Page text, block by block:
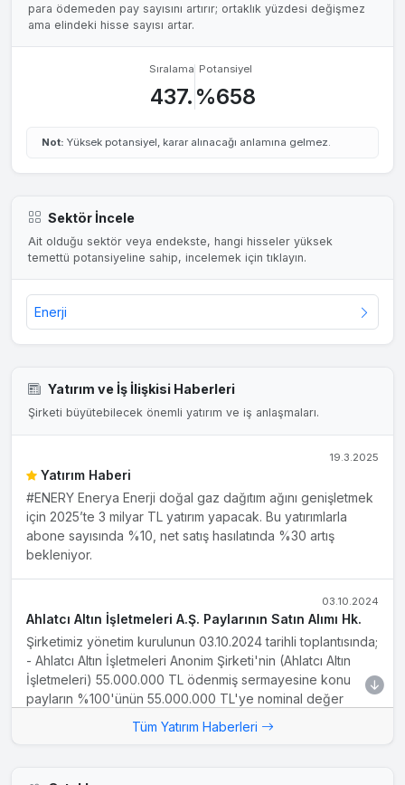
para ödemeden pay sayısını artırır; ortaklık yüzdesi değişmez
ama elindeki hisse sayısı artar.
Sıralama
437.
Potansiyel
%658
Not: Yüksek potansiyel, karar alınacağı anlamına gelmez.
Sektör İncele
Ait olduğu sektör veya endekste, hangi hisseler yüksek
temettü potansiyeline sahip, incelemek için tıklayın.
Enerji
Yatırım ve İş İlişkisi Haberleri
Şirketi büyütebilecek önemli yatırım ve iş anlaşmaları.
19.3.2025
Yatırım Haberi
#ENERY Enerya Enerji doğal gaz dağıtım ağını genişletmek
için 2025’te 3 milyar TL yatırım yapacak. Bu yatırımlarla
abone sayısında %10, net satış hasılatında %30 artış
bekleniyor.
03.10.2024
Ahlatcı Altın İşletmeleri A.Ş. Paylarının Satın Alımı Hk.
Şirketimiz yönetim kurulunun 03.10.2024 tarihli toplantısında;
- Ahlatcı Altın İşletmeleri Anonim Şirketi'nin (Ahlatcı Altın
İşletmeleri) 55.000.000 TL ödenmiş sermayesine konu
payların %100'ünün 55.000.000 TL'ye nominal değer
paylarının devralınmasına ilişkin Maden ve Petrol İşleri
Tüm Yatırım Haberleri